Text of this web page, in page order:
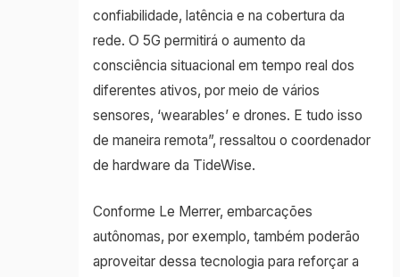
confiabilidade, latência e na cobertura da
rede. O 5G permitirá o aumento da
consciência situacional em tempo real dos
diferentes ativos, por meio de vários
sensores, ‘wearables’ e drones. E tudo isso
de maneira remota”, ressaltou o coordenador
de hardware da TideWise.
Conforme Le Merrer, embarcações
autônomas, por exemplo, também poderão
aproveitar dessa tecnologia para reforçar a